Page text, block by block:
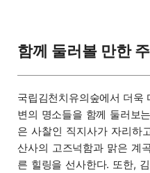
함께 둘러볼 만한
국립김천치유의숲에서 더욱
변의 명소들을 함께 둘러보
은 사찰인 직지사가 자리하
산사의 고즈넉함과 맑은 계
른 힐링을 선사한다. 또한,